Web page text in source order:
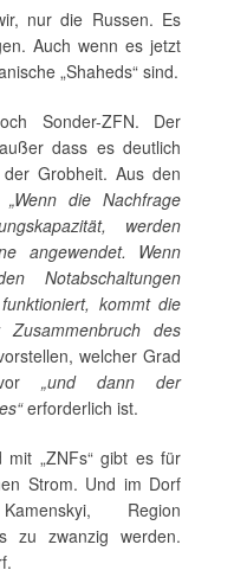
nur die Russen. Es
Auch wenn es jetzt
„Shaheds“ sind.
Sonder-ZFN. Der
dass es deutlich
Grobheit. Aus den
„Wenn die Nachfrage
werden
angewendet. Wenn
Notabschaltungen
kommt die
des
welcher Grad
„und dann der
erforderlich ist.
mit „ZNFs“ gibt es für
Strom. Und im Dorf
Region
zu zwanzig werden.